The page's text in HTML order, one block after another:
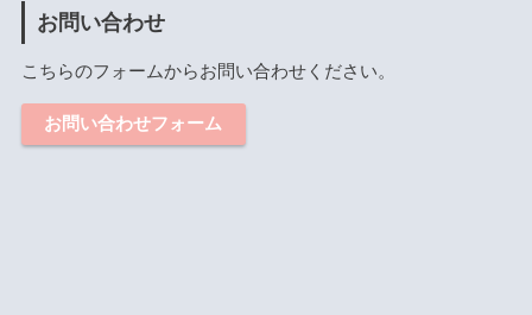
お問い合わせ
こちらのフォームからお問い合わせください。
お問い合わせフォーム